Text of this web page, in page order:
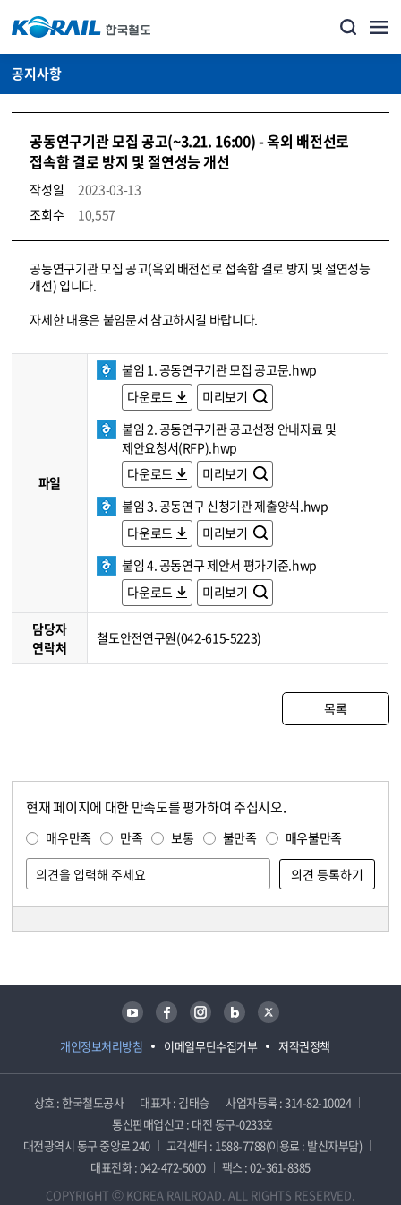
공지사항
공동연구기관 모집 공고(~3.21. 16:00) - 옥외 배전선로
접속함 결로 방지 및 절연성능 개선
작성일
2023-03-13
조회수
10,557
뉴스·홍보_공지사항 상세보기 – 내용, 파일, 담당자 연락처로 구성
공동연구기관 모집 공고(옥외 배전선로 접속함 결로 방지 및 절연성능
개선) 입니다.
자세한 내용은 붙임문서 참고하시길 바랍니다.
파일
붙임 1. 공동연구기관 모집 공고문.hwp
다운로드
미리보기
붙임 2. 공동연구기관 공고선정 안내자료 및
제안요청서(RFP).hwp
다운로드
미리보기
붙임 3. 공동연구 신청기관 제출양식.hwp
다운로드
미리보기
붙임 4. 공동연구 제안서 평가기준.hwp
다운로드
미리보기
담당자
연락처
철도안전연구원(042-615-5223)
목록
현재 페이지에 대한 만족도를 평가하여 주십시오.
매우만족 만족 보통 불만족 매우불만족
개인정보처리방침 이메일무단수집거부 저작권정책
유튜브 페이스북 인스타그램 블로그 트위터
상호 : 한국철도공사 대표자 : 김태승
사업자등록 : 314-82-10024
통신판매업신고 : 대전 동구-0233호
대전광역시 동구 중앙로 240
고객센터 : 1588-7788(이용료 : 발신자부담)
대표전화 : 042-472-5000
팩스 : 02-361-8385
COPYRIGHT ⓒ KOREA RAILROAD. ALL RIGHTS RESERVED.